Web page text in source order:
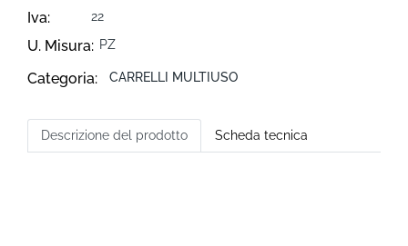
Iva: 22
U. Misura: PZ
Categoria: CARRELLI MULTIUSO
Descrizione del prodotto Scheda tecnica